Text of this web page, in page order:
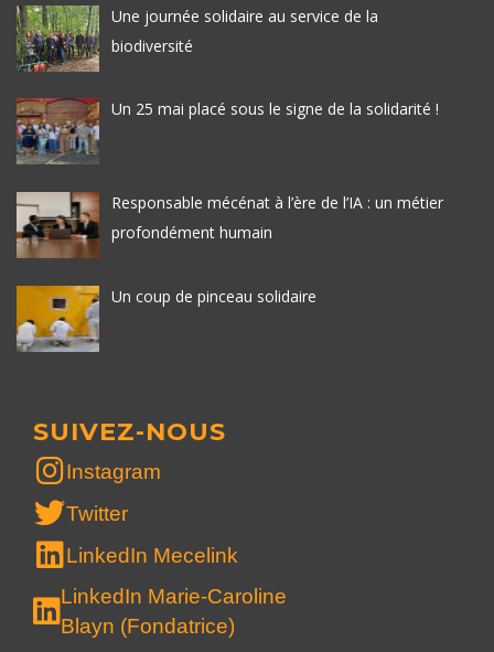
Une journée solidaire au service de la
biodiversité
Un 25 mai placé sous le signe de la solidarité !
Responsable mécénat à l’ère de l’IA : un métier
profondément humain
Un coup de pinceau solidaire
SUIVEZ-NOUS
Instagram
Twitter
LinkedIn Mecelink
LinkedIn Marie-Caroline
Blayn (Fondatrice)